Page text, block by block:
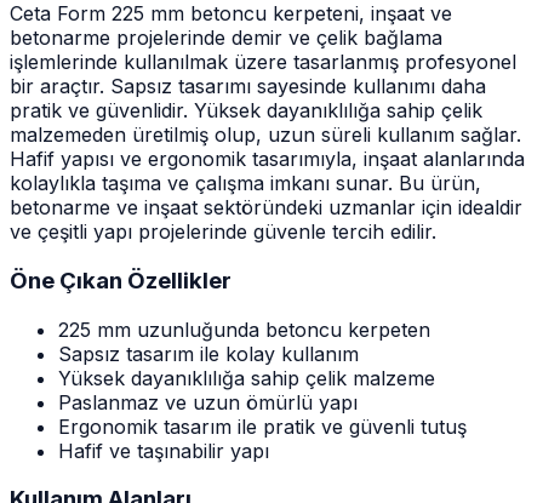
Ceta Form 225 mm betoncu kerpeteni, inşaat ve
betonarme projelerinde demir ve çelik bağlama
işlemlerinde kullanılmak üzere tasarlanmış profesyonel
bir araçtır. Sapsız tasarımı sayesinde kullanımı daha
pratik ve güvenlidir. Yüksek dayanıklılığa sahip çelik
malzemeden üretilmiş olup, uzun süreli kullanım sağlar.
Hafif yapısı ve ergonomik tasarımıyla, inşaat alanlarında
kolaylıkla taşıma ve çalışma imkanı sunar. Bu ürün,
betonarme ve inşaat sektöründeki uzmanlar için idealdir
ve çeşitli yapı projelerinde güvenle tercih edilir.
Öne Çıkan Özellikler
225 mm uzunluğunda betoncu kerpeten
Sapsız tasarım ile kolay kullanım
Yüksek dayanıklılığa sahip çelik malzeme
Paslanmaz ve uzun ömürlü yapı
Ergonomik tasarım ile pratik ve güvenli tutuş
Hafif ve taşınabilir yapı